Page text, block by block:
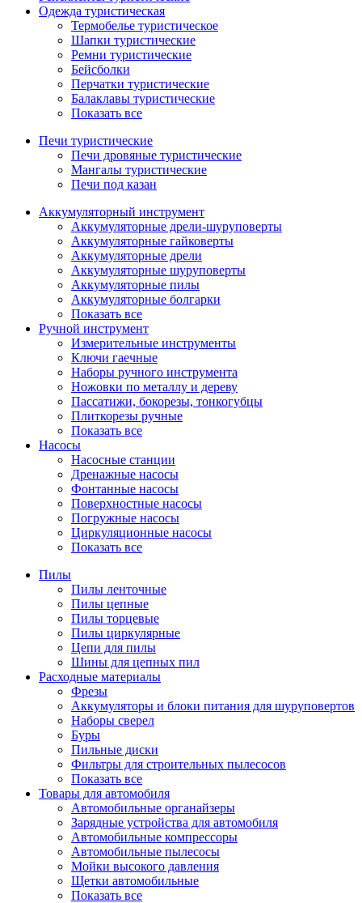
Одежда туристическая
Термобелье туристическое
Шапки туристические
Ремни туристические
Бейсболки
Перчатки туристические
Балаклавы туристические
Показать все
Печи туристические
Печи дровяные туристические
Мангалы туристические
Печи под казан
Аккумуляторный инструмент
Аккумуляторные дрели-шуруповерты
Аккумуляторные гайковерты
Аккумуляторные дрели
Аккумуляторные шуруповерты
Аккумуляторные пилы
Аккумуляторные болгарки
Показать все
Ручной инструмент
Измерительные инструменты
Ключи гаечные
Наборы ручного инструмента
Ножовки по металлу и дереву
Пассатижи, бокорезы, тонкогубцы
Плиткорезы ручные
Показать все
Насосы
Насосные станции
Дренажные насосы
Фонтанные насосы
Поверхностные насосы
Погружные насосы
Циркуляционные насосы
Показать все
Пилы
Пилы ленточные
Пилы цепные
Пилы торцевые
Пилы циркулярные
Цепи для пилы
Шины для цепных пил
Расходные материалы
Фрезы
Аккумуляторы и блоки питания для шуруповертов
Наборы сверел
Буры
Пильные диски
Фильтры для строительных пылесосов
Показать все
Товары для автомобиля
Автомобильные органайзеры
Зарядные устройства для автомобиля
Автомобильные компрессоры
Автомобильные пылесосы
Мойки высокого давления
Щетки автомобильные
Показать все